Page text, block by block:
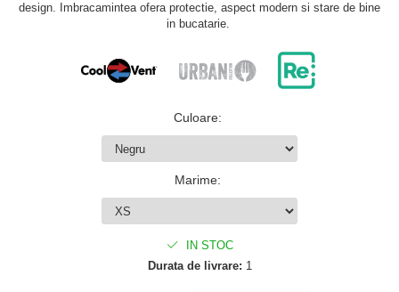
design. Imbracamintea ofera protectie, aspect modern si stare de bine
in bucatarie.
Culoare:
Marime:
IN STOC
Durata de livrare: 1